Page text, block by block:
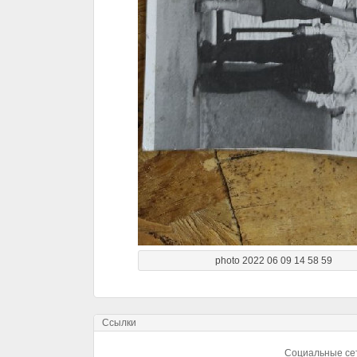
photo 2022 06 09 14 58 59
Ссылки
Социальные